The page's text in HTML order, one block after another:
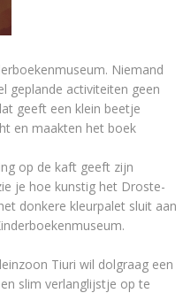
Niemand
geplande activiteiten geen
geeft een klein beetje
en maakten het boek
op de kaft geeft zijn
je hoe kunstig het Droste-
donkere kleurpalet sluit aan
Tiuri wil dolgraag een
slim verlanglijstje op te